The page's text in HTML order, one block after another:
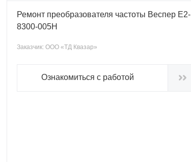
Ремонт преобразователя частоты Веспер Е2-
8300-005Н
Заказчик: ООО «ТД Квазар»
Ознакомиться с работой